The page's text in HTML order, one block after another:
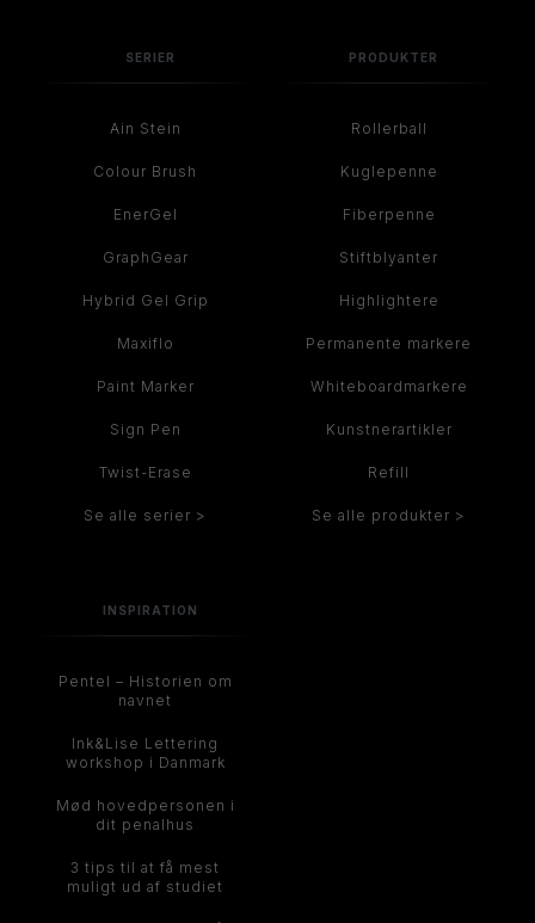
SERIER
Ain Stein
Colour Brush
EnerGel
GraphGear
Hybrid Gel Grip
Maxiflo
Paint Marker
Sign Pen
Twist-Erase
Se alle serier >
PRODUKTER
Rollerball
Kuglepenne
Fiberpenne
Stiftblyanter
Highlightere
Permanente markere
Whiteboardmarkere
Kunstnerartikler
Refill
Se alle produkter >
INSPIRATION
Pentel – Historien om
navnet
Ink&Lise Lettering
workshop i Danmark
Mød hovedpersonen i
dit penalhus
3 tips til at få mest
muligt ud af studiet